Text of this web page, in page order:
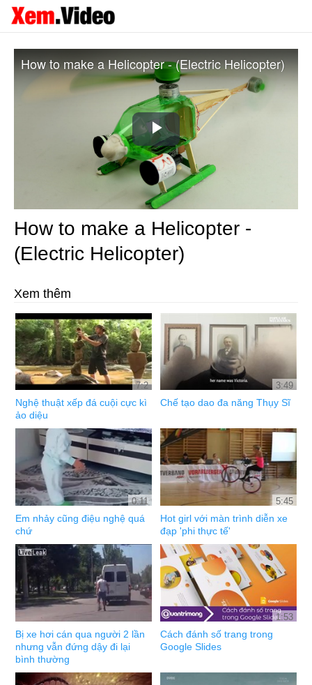
Play
Video
How to make a Helicopter - (Electric Helicopter)
How to make a Helicopter -
(Electric Helicopter)
Xem thêm
7:2
Nghệ thuật xếp đá cuội cực kì
ảo diệu
3:49
Chế tạo dao đa năng Thụy Sĩ
0:11
Em nhảy cũng điệu nghệ quá
chứ
5:45
Hot girl với màn trình diễn xe
đạp 'phi thực tế'
Bị xe hơi cán qua người 2 lần
nhưng vẫn đứng dậy đi lại
bình thường
1:53
Cách đánh số trang trong
Google Slides